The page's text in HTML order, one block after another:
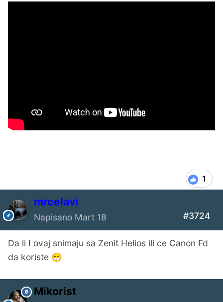
1
mrcelavi
Napisano Mart 18 #3724
Da li I ovaj snimaju sa Zenit Helios ili ce Canon Fd
da koriste 😁
Mikorist